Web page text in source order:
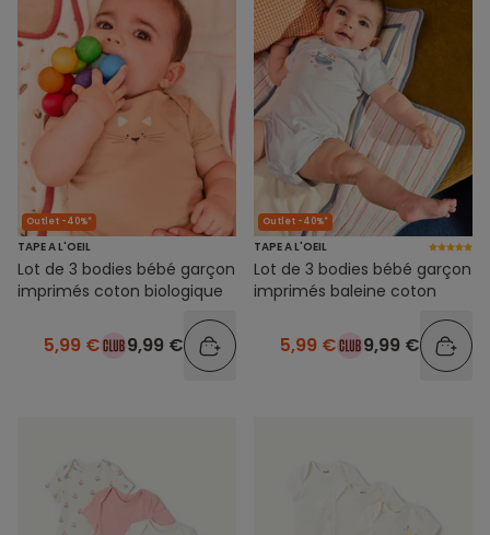
Outlet -40%*
TAPE A L'OEIL
Lot de 3 bodies bébé garçon
imprimés coton biologique
5,99 € 9,99 €
Outlet -40%*
TAPE A L'OEIL
Lot de 3 bodies bébé garçon
imprimés baleine coton
5,99 € 9,99 €